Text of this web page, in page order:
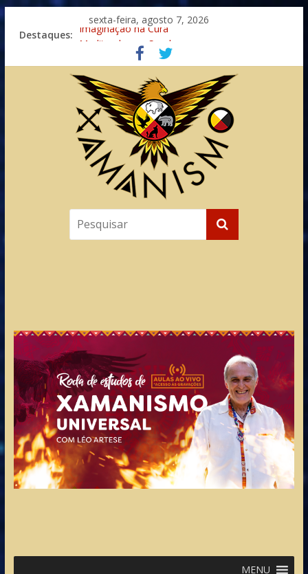
sexta-feira, agosto 7, 2026
Destaques: Imaginação na Cura
Meditando nas Sombras
Autosuficiência: A Jornada do Espírito Ancestral
Xamanismo Universal
Totens – Caminho Espiritual – Crescimento
MENU